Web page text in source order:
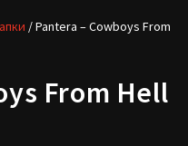
/ Pantera – Cowboys From
From Hell